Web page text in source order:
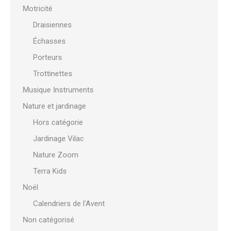
Motricité
Draisiennes
Échasses
Porteurs
Trottinettes
Musique Instruments
Nature et jardinage
Hors catégorie
Jardinage Vilac
Nature Zoom
Terra Kids
Noël
Calendriers de l'Avent
Non catégorisé